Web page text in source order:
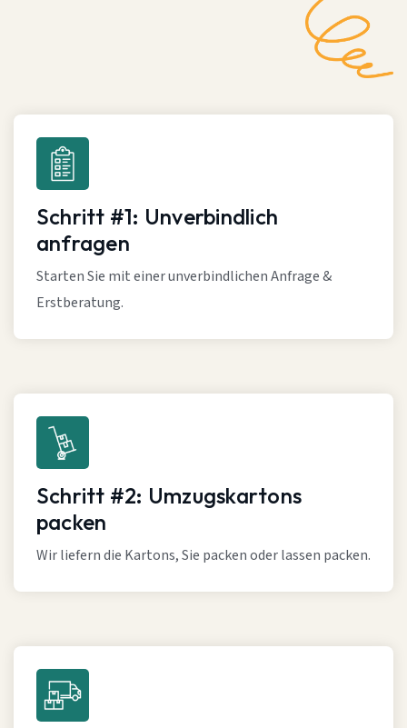
Schritt #1: Unverbindlich
anfragen
Starten Sie mit einer unverbindlichen Anfrage &
Erstberatung.
Schritt #2: Umzugskartons
packen
Wir liefern die Kartons, Sie packen oder lassen packen.